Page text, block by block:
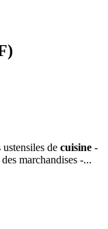
de cuisine -
marchandises -...